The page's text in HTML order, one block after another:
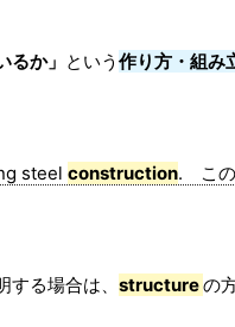
るか」 という 作り方・組み
steel construction. この
する場合は、 structureの